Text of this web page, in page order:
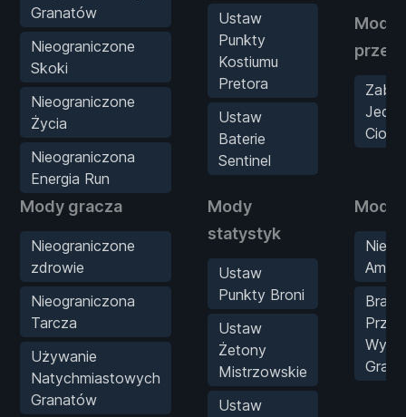
Granatów
Nieograniczone
Skoki
Nieograniczone
Życia
Nieograniczona
Energia Run
Ustaw
Punkty
Kostiumu
Pretora
Ustaw
Baterie
Sentinel
Mody
Mody gracza
Nieograniczone
zdrowie
Nieograniczona
Tarcza
Używanie
Natychmiastowych
Granatów
Mody
statystyk
Ustaw
Punkty Broni
Ustaw
Żetony
Mistrzowskie
Ustaw
Mody
Brak